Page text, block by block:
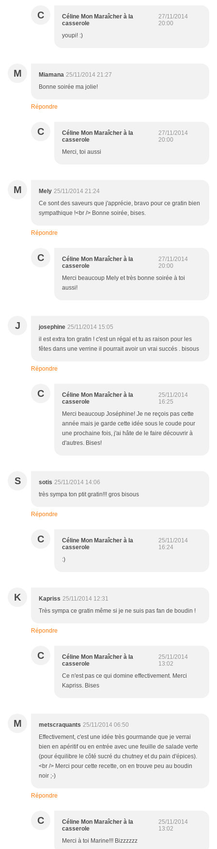
C
Céline Mon Maraîcher à la
casserole
27/11/2014
20:00
youpi! :)
M Miamana 25/11/2014 21:27
Bonne soirée ma jolie!
Répondre
C
Céline Mon Maraîcher à la
casserole
27/11/2014
20:00
Merci, toi aussi
M Mely 25/11/2014 21:24
Ce sont des saveurs que j'apprécie, bravo pour ce gratin bien
sympathique !<br /> Bonne soirée, bises.
Répondre
C
Céline Mon Maraîcher à la
casserole
27/11/2014
20:00
Merci beaucoup Mely et très bonne soirée à toi
aussi!
J josephine 25/11/2014 15:05
il est extra ton gratin ! c'est un régal et tu as raison pour les
fêtes dans une verrine il pourrait avoir un vrai succés . bisous
Répondre
C
Céline Mon Maraîcher à la
casserole
25/11/2014
16:25
Merci beaucoup Joséphine! Je ne reçois pas cette
année mais je garde cette idée sous le coude pour
une prochaine fois, j'ai hâte de le faire découvrir à
d'autres. Bises!
S sotis 25/11/2014 14:06
très sympa ton ptit gratin!!! gros bisous
Répondre
C
Céline Mon Maraîcher à la
casserole
25/11/2014
16:24
:)
K Kapriss 25/11/2014 12:31
Très sympa ce gratin même si je ne suis pas fan de boudin !
Répondre
C
Céline Mon Maraîcher à la
casserole
25/11/2014
13:02
Ce n'est pas ce qui domine effectivement. Merci
Kapriss. Bises
M metscraquants 25/11/2014 06:50
Effectivement, c'est une idée très gourmande que je verrai
bien en apéritif ou en entrée avec une feuille de salade verte
(pour équilibre le côté sucré du chutney et du pain d'épices).
<br /> Merci pour cette recette, on en trouve peu au boudin
noir ;-)
Répondre
C
Céline Mon Maraîcher à la
casserole
25/11/2014
13:02
Merci à toi Marine!!! Bizzzzzz